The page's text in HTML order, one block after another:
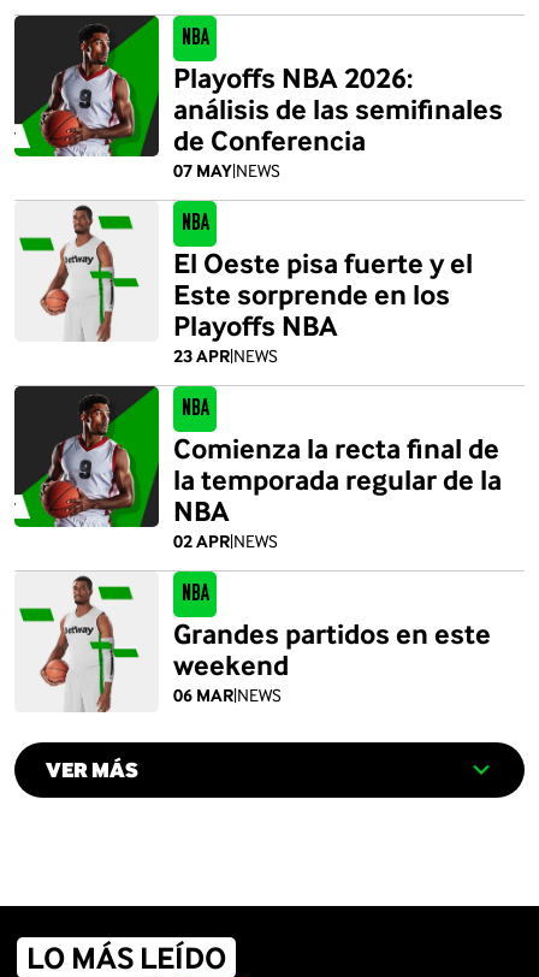
NBA
07 MAY|NEWS
Playoffs NBA 2026:
análisis de las semifinales
de Conferencia
NBA
23 APR|NEWS
El Oeste pisa fuerte y el
Este sorprende en los
Playoffs NBA
NBA
02 APR|NEWS
Comienza la recta final de
la temporada regular de la
NBA
NBA
06 MAR|NEWS
Grandes partidos en este
weekend
VER MÁS
LO MÁS LEÍDO